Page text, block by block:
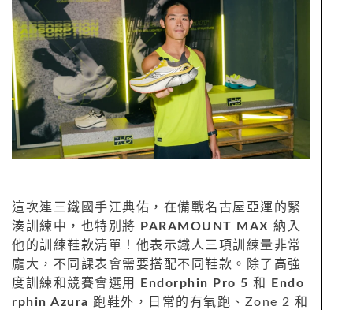
這次連三鐵國手江典佑，在備戰名古屋亞運的緊
湊訓練中，也特別將
PARAMOUNT MAX 納入
他的訓練鞋款清單！他表示鐵人三項訓練量非常
龐大，不同課表會需要搭配不同鞋款。除了高強
度訓練和競賽會選用
Endorphin Pro 5 和
Endo
rphin Azura 跑鞋外，日常的有氧跑、Zone 2 和